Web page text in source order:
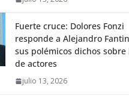
Fuerte cruce: Dolores Fonzi
responde a Alejandro
sus polémicos dichos sobre
de actores
julio 13, 2026